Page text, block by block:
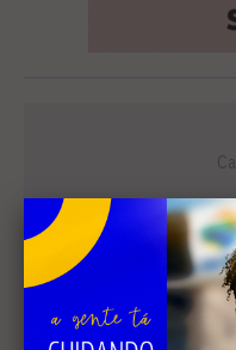
Leia